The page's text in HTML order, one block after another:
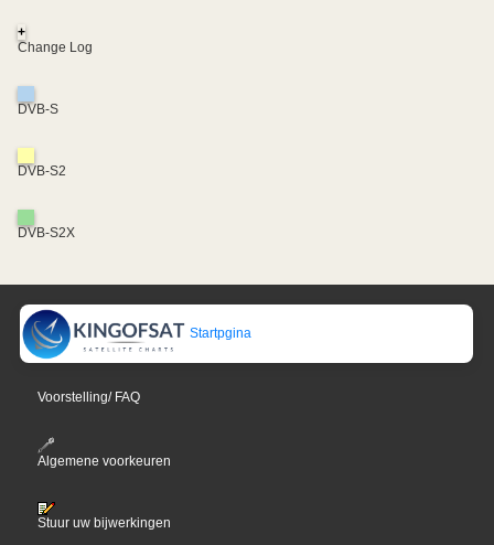
+
Change Log
DVB-S
DVB-S2
DVB-S2X
Startpgina
Voorstelling/ FAQ
Algemene voorkeuren
Stuur uw bijwerkingen